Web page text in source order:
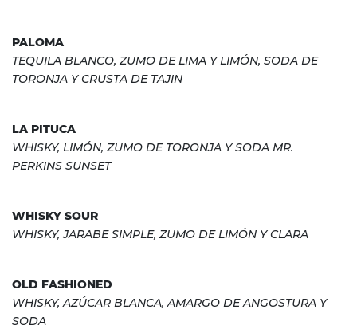
PALOMA
TEQUILA BLANCO, ZUMO DE LIMA Y LIMÓN, SODA DE
TORONJA Y CRUSTA DE TAJIN
LA PITUCA
WHISKY, LIMÓN, ZUMO DE TORONJA Y SODA MR.
PERKINS SUNSET
WHISKY SOUR
WHISKY, JARABE SIMPLE, ZUMO DE LIMÓN Y CLARA
OLD FASHIONED
WHISKY, AZÚCAR BLANCA, AMARGO DE ANGOSTURA Y
SODA